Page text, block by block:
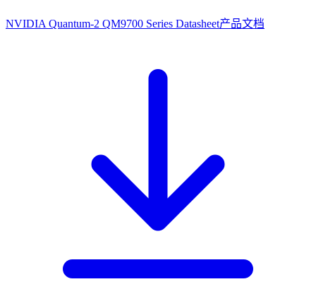
NVIDIA Quantum-2 QM9700 Series Datasheet产品文档